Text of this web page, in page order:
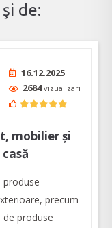
de:
16.12.2025
2684vizualizari
mobilier şi
produse
precum
produse